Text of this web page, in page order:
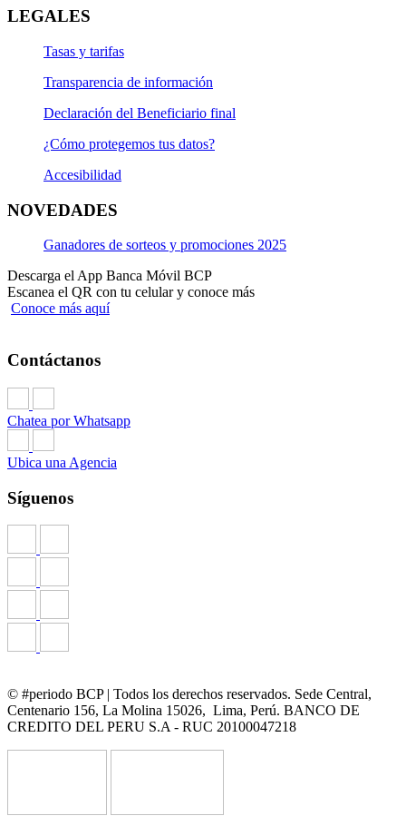
LEGALES
Tasas y tarifas
Transparencia de información
Declaración del Beneficiario final
¿Cómo protegemos tus datos?
Accesibilidad
NOVEDADES
Ganadores de sorteos y promociones 2025
Descarga el App Banca Móvil BCP
Escanea el QR con tu celular y conoce más
Conoce más aquí
Contáctanos
Chatea por Whatsapp
Ubica una Agencia
Síguenos
© #periodo BCP | Todos los derechos reservados. Sede Central,
Centenario 156, La Molina 15026, Lima, Perú. BANCO DE
CREDITO DEL PERU S.A - RUC 20100047218